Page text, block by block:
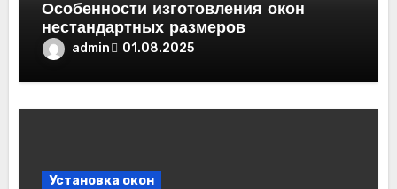
Особенности изготовления окон
нестандартных размеров
admin 01.08.2025
Установка окон